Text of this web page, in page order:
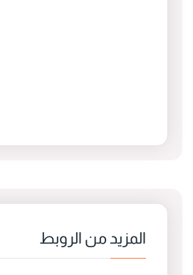
المزيد من الروبط